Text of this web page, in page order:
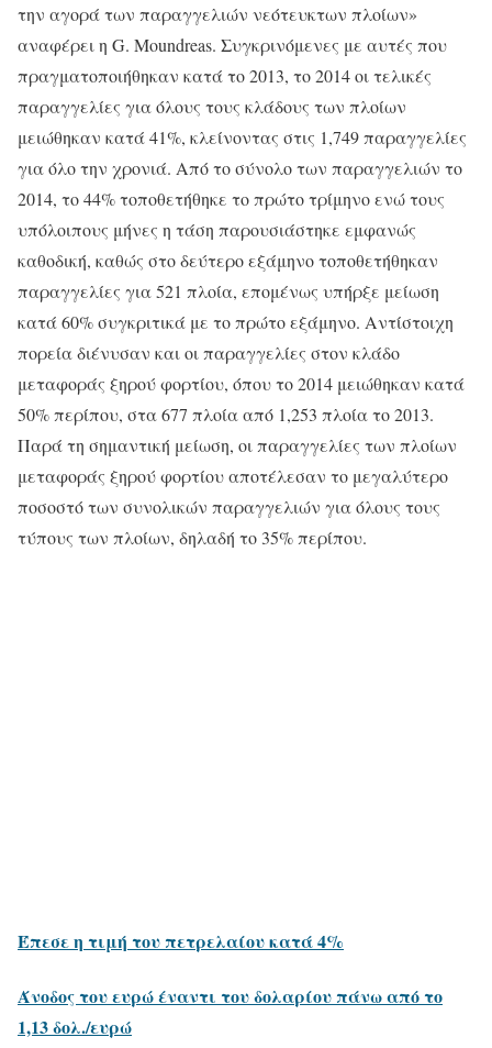
την αγορά των παραγγελιών νεότευκτων πλοίων»
αναφέρει η G. Moundreas. Συγκρινόμενες με αυτές που
πραγματοποιήθηκαν κατά το 2013, το 2014 οι τελικές
παραγγελίες για όλους τους κλάδους των πλοίων
μειώθηκαν κατά 41%, κλείνοντας στις 1,749 παραγγελίες
για όλο την χρονιά. Από το σύνολο των παραγγελιών το
2014, το 44% τοποθετήθηκε το πρώτο τρίμηνο ενώ τους
υπόλοιπους μήνες η τάση παρουσιάστηκε εμφανώς
καθοδική, καθώς στο δεύτερο εξάμηνο τοποθετήθηκαν
παραγγελίες για 521 πλοία, επομένως υπήρξε μείωση
κατά 60% συγκριτικά με το πρώτο εξάμηνο. Αντίστοιχη
πορεία διένυσαν και οι παραγγελίες στον κλάδο
μεταφοράς ξηρού φορτίου, όπου το 2014 μειώθηκαν κατά
50% περίπου, στα 677 πλοία από 1,253 πλοία το 2013.
Παρά τη σημαντική μείωση, οι παραγγελίες των πλοίων
μεταφοράς ξηρού φορτίου αποτέλεσαν το μεγαλύτερο
ποσοστό των συνολικών παραγγελιών για όλους τους
τύπους των πλοίων, δηλαδή το 35% περίπου.
Έπεσε η τιμή του πετρελαίου κατά 4%
Άνοδος του ευρώ έναντι του δολαρίου πάνω από το
1,13 δολ./ευρώ